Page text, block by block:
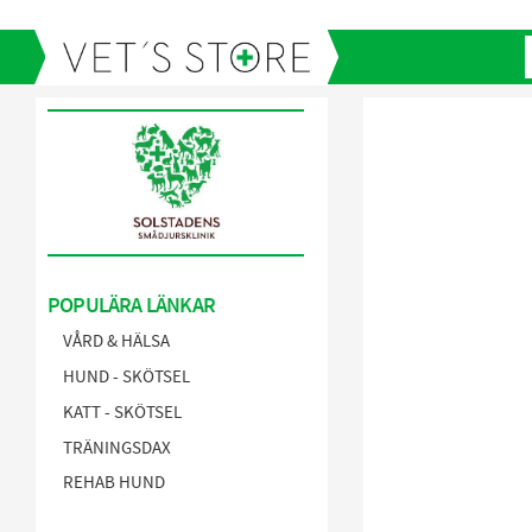
POPULÄRA LÄNKAR
VÅRD & HÄLSA
HUND - SKÖTSEL
KATT - SKÖTSEL
TRÄNINGSDAX
REHAB HUND